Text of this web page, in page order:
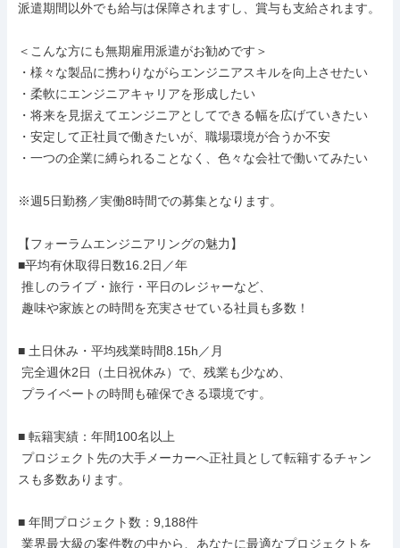
派遣期間以外でも給与は保障されますし、賞与も支給されます。
＜こんな方にも無期雇用派遣がお勧めです＞
・様々な製品に携わりながらエンジニアスキルを向上させたい
・柔軟にエンジニアキャリアを形成したい
・将来を見据えてエンジニアとしてできる幅を広げていきたい
・安定して正社員で働きたいが、職場環境が合うか不安
・一つの企業に縛られることなく、色々な会社で働いてみたい
※週5日勤務／実働8時間での募集となります。
【フォーラムエンジニアリングの魅力】
■平均有休取得日数16.2日／年
■ 土日休み・平均残業時間8.15h／月
■ 転籍実績：年間100名以上
スも多数あります。
■ 年間プロジェクト数：9,188件